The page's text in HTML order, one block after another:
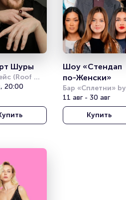
Шуры
(Roof
20:00
Шоу «Стендап
по-Женски»
Бар «Сплетни» by
Anna Asti
11 авг - 30 авг
Купить